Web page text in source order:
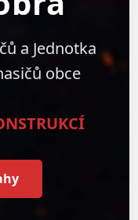
a Jednotka
obce